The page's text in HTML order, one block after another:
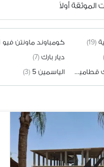
أولاً
(19) كومباوند ماونتن فيو 1
ديار بارك (7)
كومباوند سوان ليك قطامية
(3) الياسمين 5 (3)